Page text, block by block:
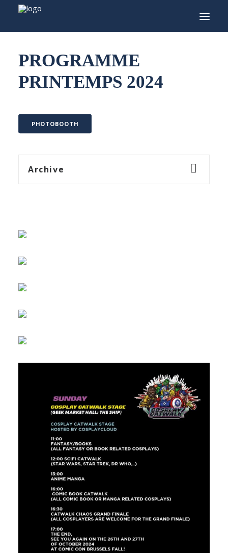
INFO
PROGRAMME
ACTIVITÉS
CONTACTEZ
PROGRAMME
PRINTEMPS 2024
PHOTOBOOTH
Archive